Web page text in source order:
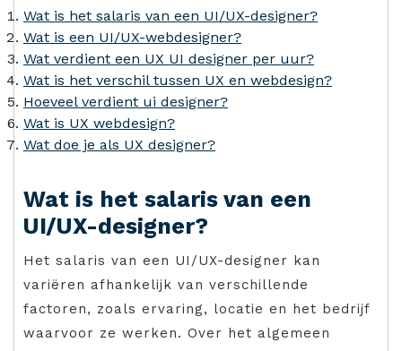
Wat is het salaris van een UI/UX-designer?
Wat is een UI/UX-webdesigner?
Wat verdient een UX UI designer per uur?
Wat is het verschil tussen UX en webdesign?
Hoeveel verdient ui designer?
Wat is UX webdesign?
Wat doe je als UX designer?
Wat is het salaris van een
UI/UX-designer?
Het salaris van een UI/UX-designer kan
variëren afhankelijk van verschillende
factoren, zoals ervaring, locatie en het bedrijf
waarvoor ze werken. Over het algemeen